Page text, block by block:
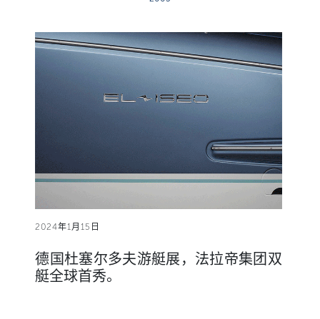
2024年1月15日
德国杜塞尔多夫游艇展，法拉帝集团双
艇全球首秀。